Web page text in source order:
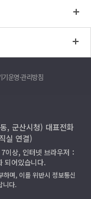
운영·관리방침
, 군산시청) 대표전화
실 연결)
상, 인터넷 브라우저：
되어있습니다.
며, 이를 위반시 정보통신
니다.